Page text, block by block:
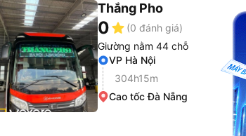
Thắng Pho
0star (0 đánh giá)
Giường nằm 44 chỗ
VP Hà Nội
304h15m
Cao tốc Đà Nẵng Quảng Ngãi